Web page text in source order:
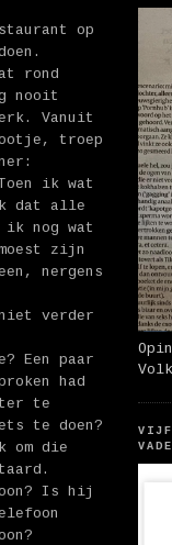
op
rond
nooit
Vanuit
troep
ik wat
dat alle
ik nog wat
zijn
nergens
verder
Een paar
had
te
te doen?
om die
Is hij
VIJF